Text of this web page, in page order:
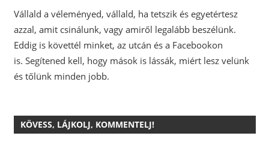
Vállald a véleményed, vállald, ha tetszik és egyetértesz
azzal, amit csinálunk, vagy amiről legalább beszélünk.
Eddig is követtél minket, az utcán és a Facebookon
is. Segítened kell, hogy mások is lássák, miért lesz velünk
és tőlünk minden jobb.
KÖVESS, LÁJKOLJ, KOMMENTELJ!